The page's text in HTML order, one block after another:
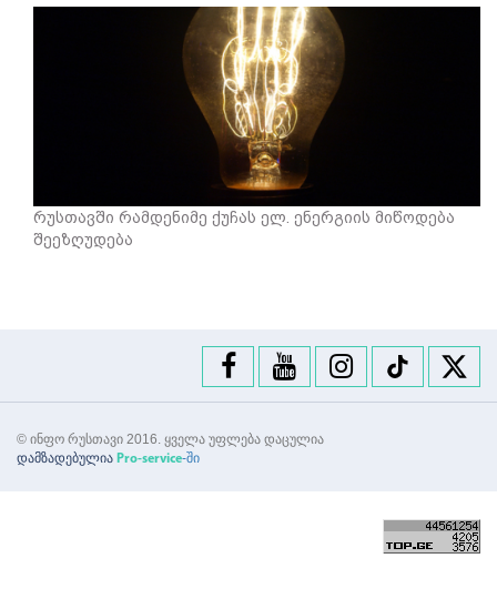
რუსთავში რამდენიმე ქუჩას ელ. ენერგიის მიწოდება
შეეზღუდება
© ინფო რუსთავი 2016. ყველა უფლება დაცულია
დამზადებულია Pro-service-ში